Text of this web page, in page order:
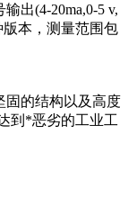
出(4-20ma,0-5 v,
本，测量范围包
固的结构以及高度
达到*恶劣的工业工